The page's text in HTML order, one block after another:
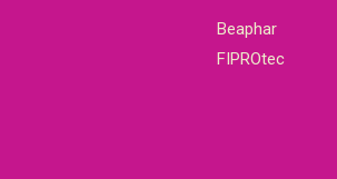
Beaphar
FIPROtec